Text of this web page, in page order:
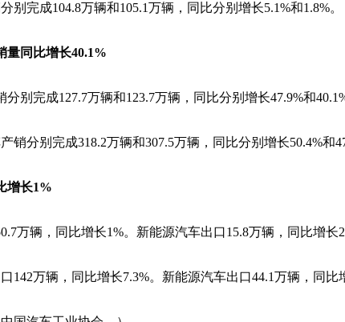
别完成104.8万辆和105.1万辆，同比分别增长5.1%和1.8%。
量同比增长40.1%
别完成127.7万辆和123.7万辆，同比分别增长47.9%和
销分别完成318.2万辆和307.5万辆，同比分别增长50.4%和
增长1%
万辆，同比增长1%。新能源汽车出口15.8万辆，同比增长
142万辆，同比增长7.3%。新能源汽车出口44.1万辆，同比